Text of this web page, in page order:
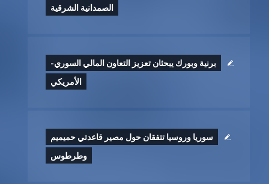
الصمدانية الشرقية
برنية وبورك يبحثان تعزيز التعاون المالي السوري-
الأمريكي
سوريا وروسيا تتفقان حول مصير قاعدتي حميميم
وطرطوس